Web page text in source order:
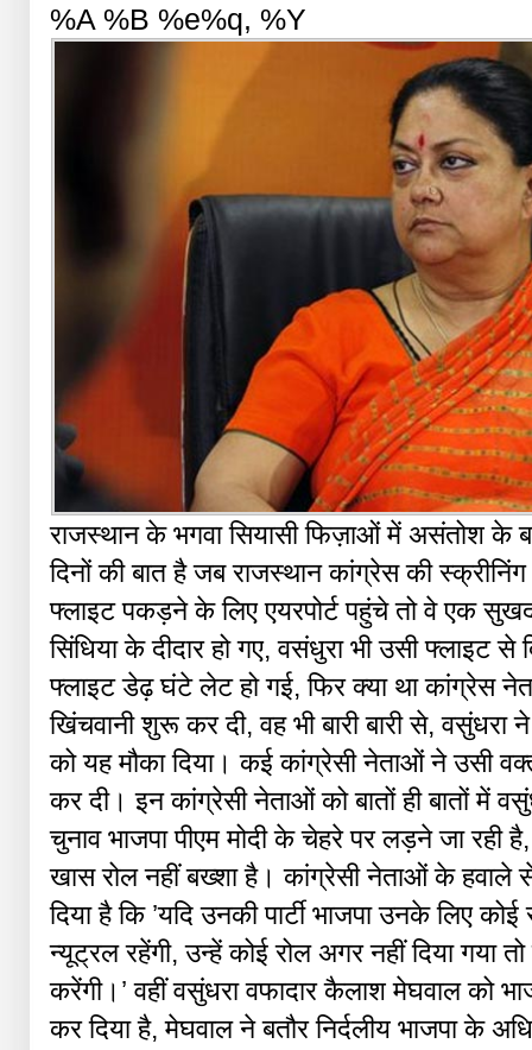
%A %B %e%q, %Y
राजस्थान के भगवा सियासी फिज़ाओं में असंतोश के
दिनों की बात है जब राजस्थान कांग्रेस की
फ्लाइट पकड़ने के लिए एयरपोर्ट पहुंचे तो वे एक
सिंधिया के दीदार हो गए, वसंधुरा भी उसी फ्लाइट
फ्लाइट डेढ़ घंटे लेट हो गई, फिर क्या था कांग्रेस
खिंचवानी शुरू कर दी, वह भी बारी बारी से, वसुंधरा
को यह मौका दिया। कई कांग्रेसी नेताओं ने उसी
कर दी। इन कांग्रेसी नेताओं को बातों ही बातों में
चुनाव भाजपा पीएम मोदी के चेहरे पर लड़ने जा रही
खास रोल नहीं बख्शा है। कांग्रेसी नेताओं के हवाले
दिया है कि ’यदि उनकी पार्टी भाजपा उनके लिए
न्यूट्रल रहेंगी, उन्हें कोई रोल अगर नहीं दिया गया
करेंगी।’ वहीं वसुंधरा वफादार कैलाश मेघवाल को
कर दिया है, मेघवाल ने बतौर निर्दलीय भाजपा के